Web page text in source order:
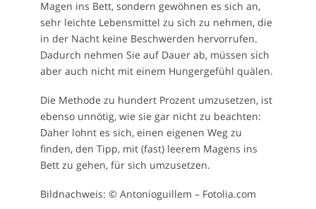
Magen ins Bett, sondern gewöhnen es sich an,
sehr leichte Lebensmittel zu sich zu nehmen, die
in der Nacht keine Beschwerden hervorrufen.
Dadurch nehmen Sie auf Dauer ab, müssen sich
aber auch nicht mit einem Hungergefühl quälen.
Die Methode zu hundert Prozent umzusetzen, ist
ebenso unnötig, wie sie gar nicht zu beachten:
Daher lohnt es sich, einen eigenen Weg zu
finden, den Tipp, mit (fast) leerem Magens ins
Bett zu gehen, für sich umzusetzen.
Bildnachweis: © Antonioguillem – Fotolia.com